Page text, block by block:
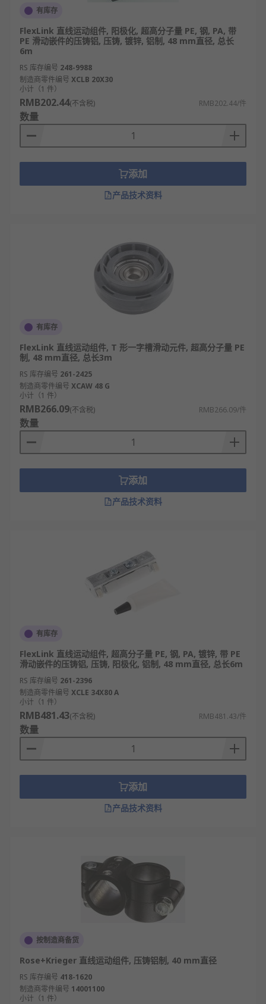
有库存
FlexLink 直线运动组件, 阳极化, 超高分子量 PE, 钢, PA, 带
PE 滑动嵌件的压铸铝, 压铸, 镀锌, 铝制, 48 mm直径, 总长
6m
RS 库存编号 248-9988
制造商零件编号 XCLB 20X30
小计（1 件）
RMB202.44(不含税) RMB202.44/件
数量
添加
产品技术资料
有库存
FlexLink 直线运动组件, T 形一字槽滑动元件, 超高分子量 PE
制, 48 mm直径, 总长3m
RS 库存编号 261-2425
制造商零件编号 XCAW 48 G
小计（1 件）
RMB266.09(不含税) RMB266.09/件
数量
添加
产品技术资料
有库存
FlexLink 直线运动组件, 超高分子量 PE, 钢, PA, 镀锌, 带 PE
滑动嵌件的压铸铝, 压铸, 阳极化, 铝制, 48 mm直径, 总长6m
RS 库存编号 261-2396
制造商零件编号 XCLE 34X80 A
小计（1 件）
RMB481.43(不含税) RMB481.43/件
数量
添加
产品技术资料
按制造商备货
Rose+Krieger 直线运动组件, 压铸铝制, 40 mm直径
RS 库存编号 418-1620
制造商零件编号 14001100
小计（1 件）